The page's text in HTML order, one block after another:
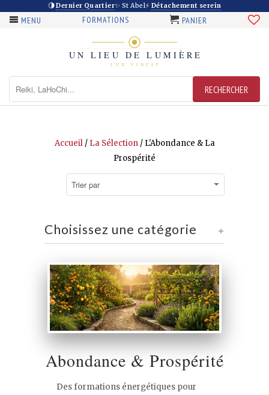
🌗Dernier Quartier✨ St Abel⚡ Détachement serein
MENU FORMATIONS PANIER
Accueil/ La Sélection/ L'Abondance & La
Prospérité
+
Choisissez une catégorie
Abondance & Prospérité
Des formations énergétiques pour